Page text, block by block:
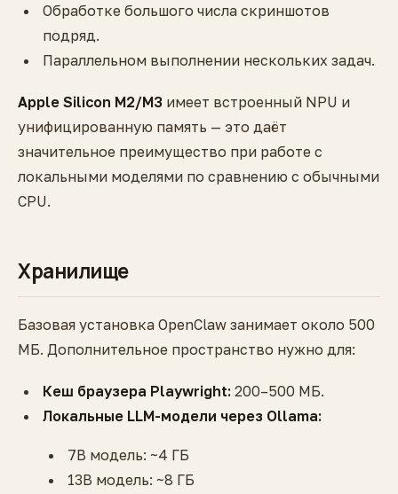
Обработке большого числа скриншотов
подряд.
Параллельном выполнении нескольких задач.
Apple Silicon M2/M3 имеет встроенный NPU и
унифицированную память — это даёт
значительное преимущество при работе с
локальными моделями по сравнению с обычными
CPU.
Хранилище
Базовая установка OpenClaw занимает около 500
МБ. Дополнительное пространство нужно для:
Кеш браузера Playwright: 200–500 МБ.
Локальные LLM-модели через Ollama:
7B модель: ~4 ГБ
13B модель: ~8 ГБ